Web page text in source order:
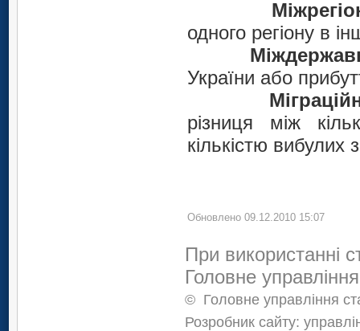
одного регіону в
України або
різниця між
кількістю вибулих
Обновлено 09.12.2010 15:07
При використанні
Головне
© Головне управління
Розробник сайту: